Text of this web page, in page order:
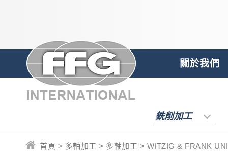
關於我們
銑削加工
首頁 > 多軸加工 > 多軸加工 > WITZIG & FRANK